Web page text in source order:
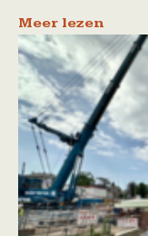
Meer lezen